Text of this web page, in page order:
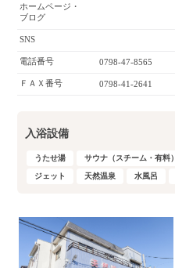
ホームページ・
ブログ
SNS
電話番号 0798-47-8565
ＦＡＸ番号 0798-41-2641
入浴設備
うたせ湯 サウナ（スチーム・有料）
ジェット 天然温泉 水風呂